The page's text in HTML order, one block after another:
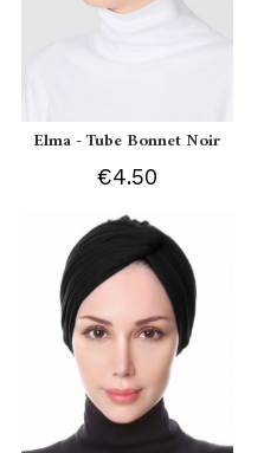
Elma - Tube Bonnet Noir
€4.50